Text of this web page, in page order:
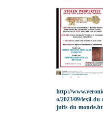
http://
o/2023/09/lexil-
juifs-du-